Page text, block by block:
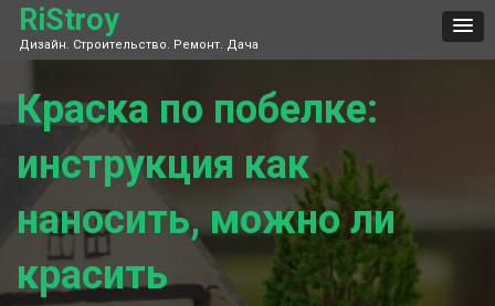
Skip
content
RiStroy
Дизайн. Строительство. Ремонт. Дача
Краска по побелке:
инструкция как
наносить, можно ли
красить